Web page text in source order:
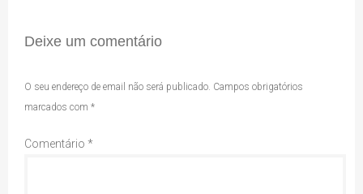
Deixe um comentário
O seu endereço de email não será publicado. Campos obrigatórios
marcados com *
Comentário *